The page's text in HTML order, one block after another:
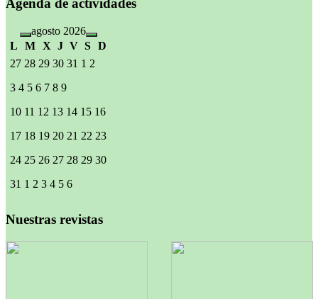
Agenda de actividades
agosto 2026
L
M X J V S D
27 28 29 30 31 1 2
3 4 5 6 7 8 9
10 11 12 13 14 15 16
17 18 19 20 21 22 23
24 25 26 27 28 29 30
31 1 2 3 4 5 6
Nuestras revistas